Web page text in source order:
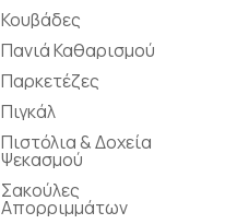
Κουβάδες
Πανιά Καθαρισμού
Παρκετέζες
Πιγκάλ
Πιστόλια & Δοχεία
Ψεκασμού
Σακούλες
Απορριμμάτων